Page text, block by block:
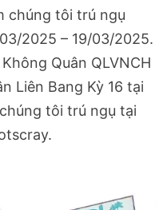
chúng tôi trú ngụ
2025 – 19/03/2025.
Quân QLVNCH
Liên Bang Kỳ 16 tại
tôi trú ngụ tại